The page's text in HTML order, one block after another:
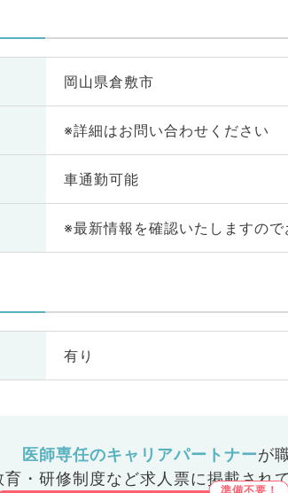
岡山県倉敷市
※詳細はお問い合わせください
車通勤可能
※最新情報を確認いたしますの
有り
医師専任のキャリアパートナーが
育・研修制度など求人票に掲載され